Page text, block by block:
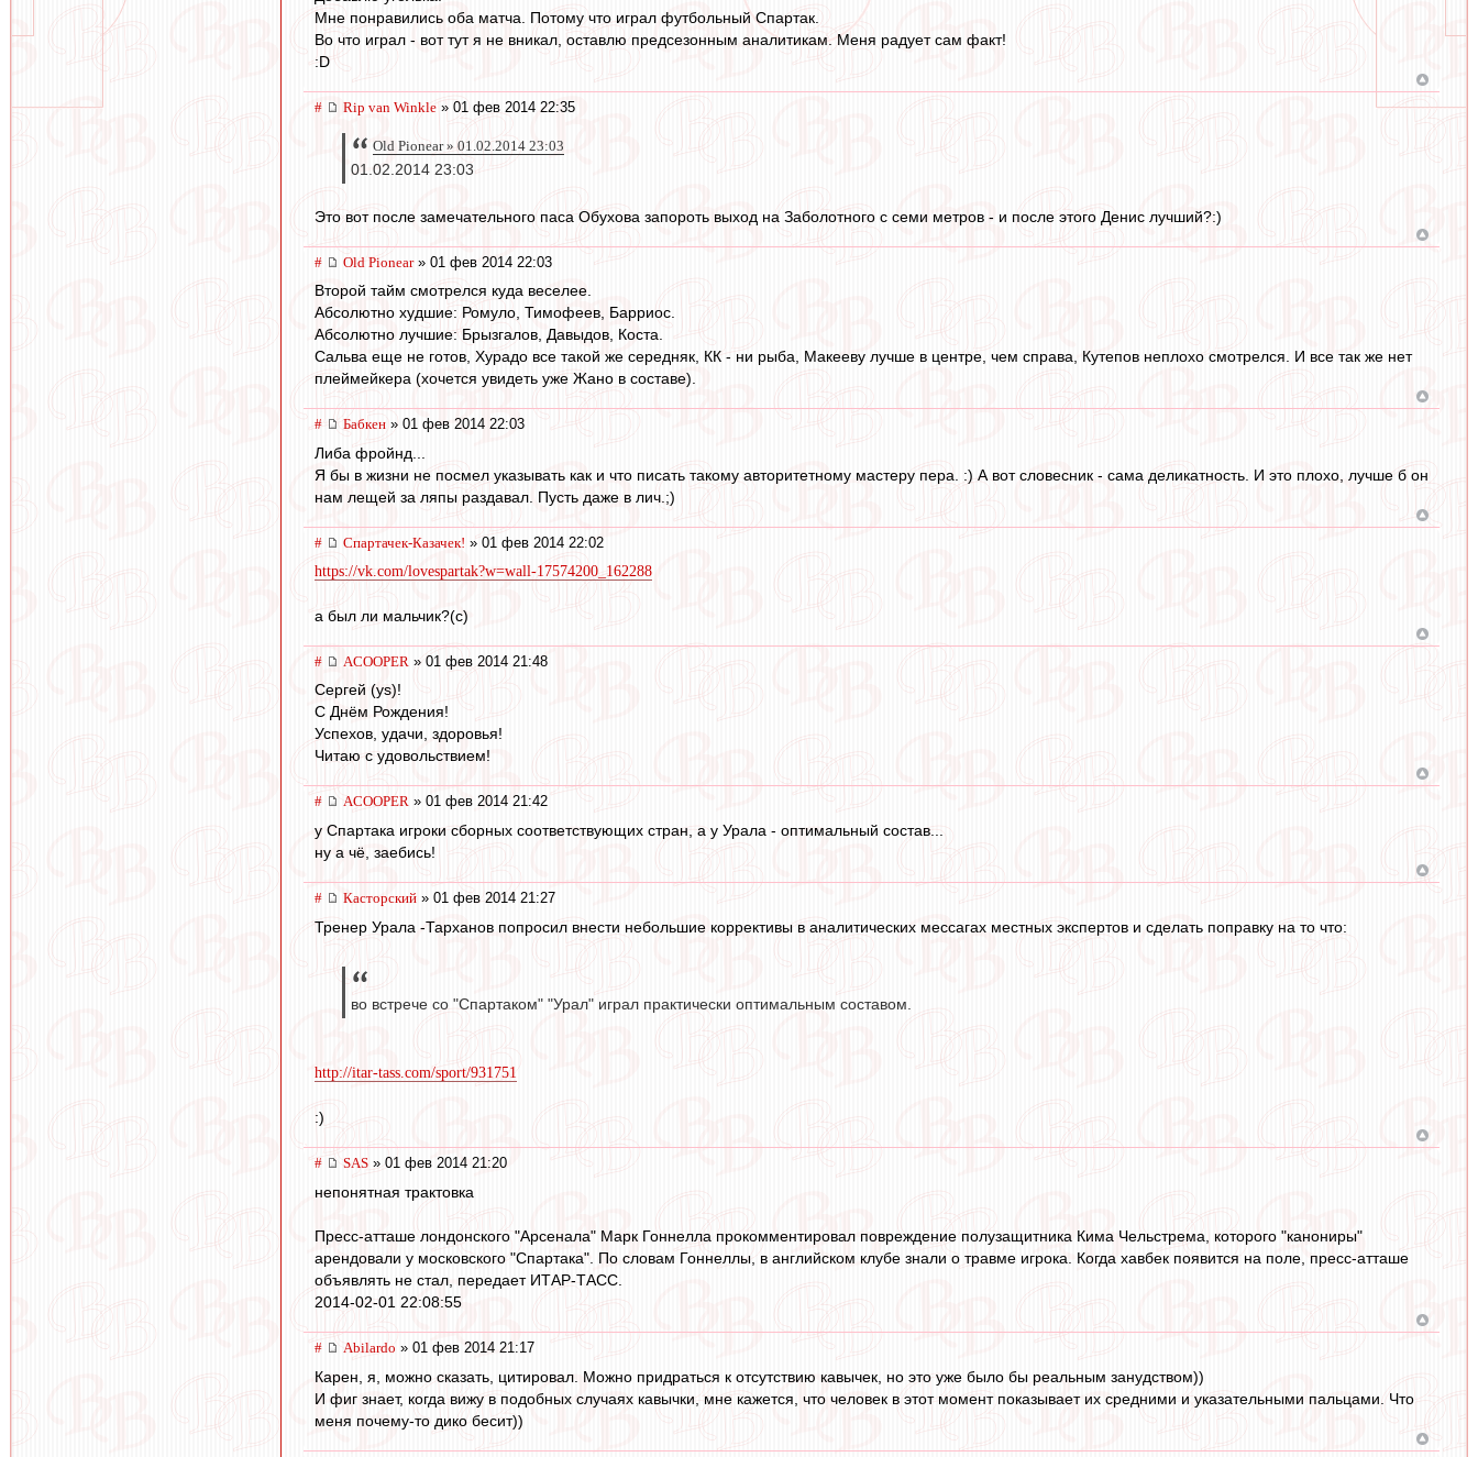
Мне понравились оба матча. Потому что играл футбольный Спартак.
Во что играл - вот тут я не вникал, оставлю предсезонным аналитикам. Меня радует сам факт!
:D
# Rip van Winkle » 01 фев 2014 22:35
Old Pionear » 01.02.2014 23:03
01.02.2014 23:03
Это вот после замечательного паса Обухова запороть выход на Заболотного с семи метров - и после этого Денис лучший?:)
# Old Pionear» 01 фев 2014 22:03
Второй тайм смотрелся куда веселее.
Абсолютно худшие: Ромуло, Тимофеев, Барриос.
Абсолютно лучшие: Брызгалов, Давыдов, Коста.
Сальва еще не готов, Хурадо все такой же середняк, КК - ни рыба, Макееву лучше в центре, чем справа, Кутепов неплохо смотрелся. И все так же нет
плеймейкера (хочется увидеть уже Жано в составе).
# Бабкен » 01 фев 2014 22:03
Либа фройнд...
Я бы в жизни не посмел указывать как и что писать такому авторитетному мастеру пера. :) А вот словесник - сама деликатность. И это плохо, лучше б он
нам лещей за ляпы раздавал. Пусть даже в лич.;)
# Спартачек-Казачек! » 01 фев 2014 22:02
https://vk.com/lovespartak?w=wall-17574200_162288
а был ли мальчик?(с)
# ACOOPER » 01 фев 2014 21:48
Сергей (ys)!
С Днём Рождения!
Успехов, удачи, здоровья!
Читаю с удовольствием!
# ACOOPER » 01 фев 2014 21:42
у Спартака игроки сборных соответствующих стран, а у Урала - оптимальный состав...
ну а чё, заебись!
# Касторский » 01 фев 2014 21:27
Тренер Урала -Тарханов попросил внести небольшие коррективы в аналитических мессагах местных экспертов и сделать поправку на то что:
во встрече со "Спартаком" "Урал" играл практически оптимальным составом.
http://itar-tass.com/sport/931751
:)
# SAS » 01 фев 2014 21:20
непонятная трактовка
Пресс-атташе лондонского "Арсенала" Марк Гоннелла прокомментировал повреждение полузащитника Кима Чельстрема, которого "канониры"
арендовали у московского "Спартака". По словам Гоннеллы, в английском клубе знали о травме игрока. Когда хавбек появится на поле, пресс-атташе
объявлять не стал, передает ИТАР-ТАСС.
2014-02-01 22:08:55
# Abilardo » 01 фев 2014 21:17
Карен, я, можно сказать, цитировал. Можно придраться к отсутствию кавычек, но это уже было бы реальным занудством))
И фиг знает, когда вижу в подобных случаях кавычки, мне кажется, что человек в этот момент показывает их средними и указательными пальцами. Что
меня почему-то дико бесит))